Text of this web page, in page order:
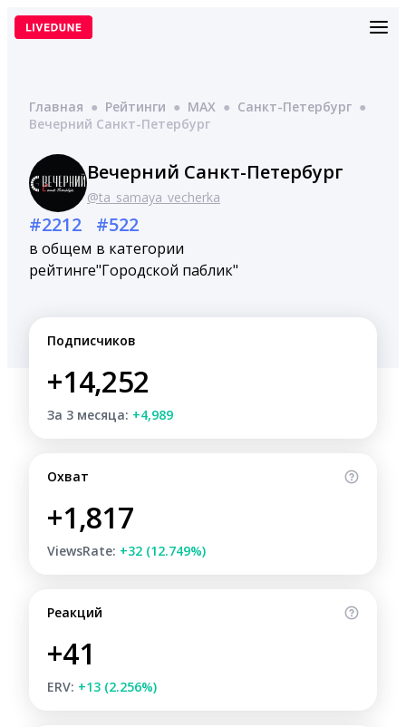
Перейти
Главная ● Рейтинги ● MAX ● Санкт-Петербург ●
Вечерний Санкт-Петербург
Вечерний Санкт-Петербург
@ta_samaya_vecherka
#2212
в общем
рейтинге
#522
в категории
"Городской паблик"
Подписчиков
+14,252
За 3 месяца: +4,989
Охват
+1,817
ViewsRate: +32 (12.749%)
Реакций
+41
ERV: +13 (2.256%)